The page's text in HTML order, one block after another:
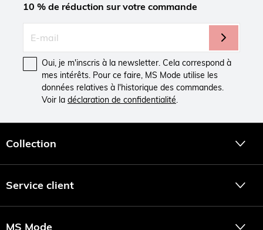
10 % de réduction sur votre commande
Oui, je m'inscris à la newsletter. Cela correspond à
mes intérêts. Pour ce faire, MS Mode utilise les
données relatives à l'historique des commandes.
Voir la déclaration de confidentialité.
Collection
Service client
MS Mode